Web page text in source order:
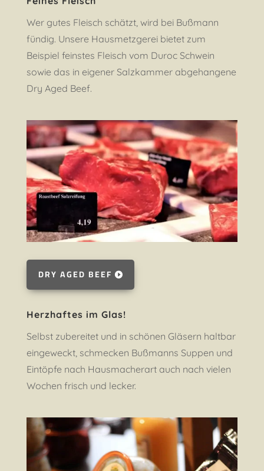
Wer gutes Fleisch schätzt, wird bei Bußmann
fündig. Unsere Hausmetzgerei bietet zum
Beispiel feinstes Fleisch vom Duroc Schwein
sowie das in eigener Salzkammer abgehangene
Dry Aged Beef.
DRY AGED BEEF
Herzhaftes im Glas!
Selbst zubereitet und in schönen Gläsern haltbar
eingeweckt, schmecken Bußmanns Suppen und
Eintöpfe nach Hausmacherart auch nach vielen
Wochen frisch und lecker.